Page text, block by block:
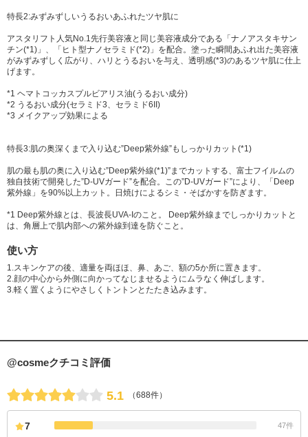
特長2:みずみずしいうるおいあふれたツヤ肌に
アスタリフト人気No.1先行美容液と同じ美容液成分である「ナノアスタキサン
チン(*1)」、「ヒト型ナノセラミド(*2)」を配合。塗った瞬間あふれ出た美容液
がみずみずしく広がり、ハリとうるおいを与え、透明感(*3)のあるツヤ肌に仕上
げます。
*1 ヘマトコッカスプルビアリス油(うるおい成分)
*2 うるおい成分(セラミド3、セラミド6II)
*3 メイクアップ効果による
特長3:肌の奥深くまで入り込む”Deep紫外線”もしっかりカット(*1)
肌の最も肌の奥に入り込む”Deep紫外線(*1)”までカットする、富士フイルムの
独自技術で開発した”D-UVガード”を配合。この”D-UVガード”により、「Deep
紫外線」を90%以上カット。日焼けによるシミ・そばかすを防ぎます。
*1 Deep紫外線とは、長波長UVA-Iのこと。 Deep紫外線までしっかりカットと
は、角層上で肌内部への紫外線到達を防ぐこと。
使い方
1.スキンケアの後、適量を両ほほ、鼻、あご、額の5か所に置きます。
2.顔の中心から外側に向かってなじませるようにムラなく伸ばします。
3.軽く置くようにやさしくトントンとたたき込みます。
@cosmeクチコミ評価
5.1 （688件）
7 47件